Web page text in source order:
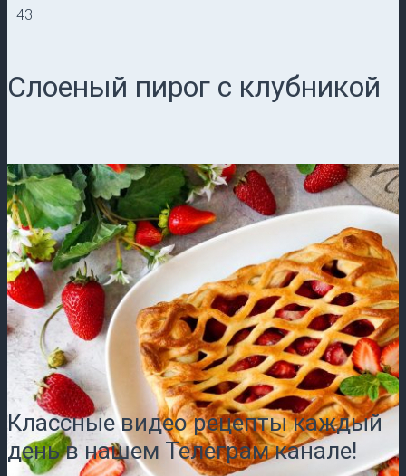
43
Слоеный пирог с клубникой
Классные видео рецепты каждый
день в нашем Телеграм канале!